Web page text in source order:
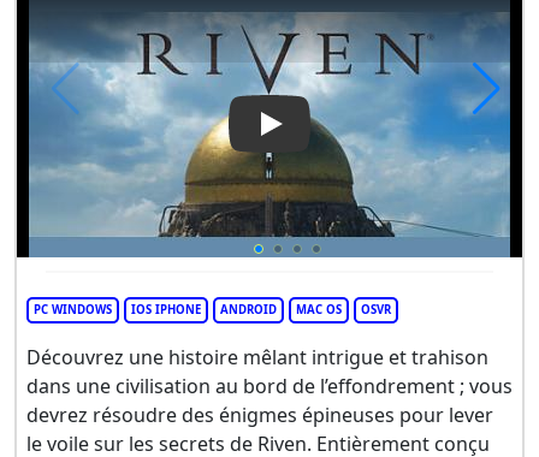
Play Video: Riven
PC WINDOWS IOS IPHONE ANDROID MAC OS OSVR
Découvrez une histoire mêlant intrigue et trahison
dans une civilisation au bord de l’effondrement ; vous
devrez résoudre des énigmes épineuses pour lever
le voile sur les secrets de Riven. Entièrement conçu